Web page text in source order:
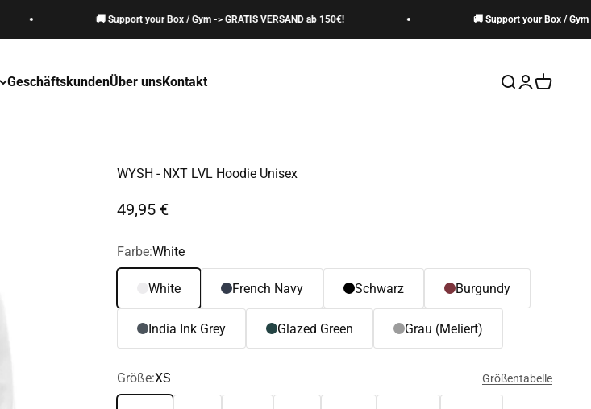
🚚 Support your Box / Gym -> GRATIS VERSAND ab 150€! 🚚 Support your Box / Gym ->
GeschäftskundenÜber unsKontakt Suche öffnen
WYSH - NXT LVL Hoodie Unisex
Angebot
49,95 €
Farbe:White
White French Navy Schwarz Burgundy
India Ink Grey Glazed Green Grau (Meliert)
Größe:XS Größentabelle